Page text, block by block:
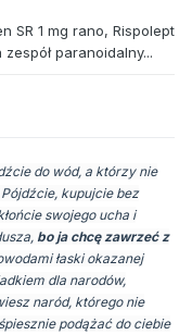
SR 1 mg rano, Rispolept
paranoidalny...
do wód, a którzy nie
kupujcie bez
swojego ucha i
bo ja chcę zawrzeć z
łaski okazanej
dla narodów,
naród, którego nie
podążać do ciebie